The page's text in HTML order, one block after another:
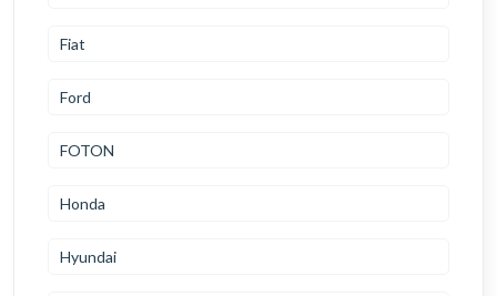
Fiat
Ford
FOTON
Honda
Hyundai